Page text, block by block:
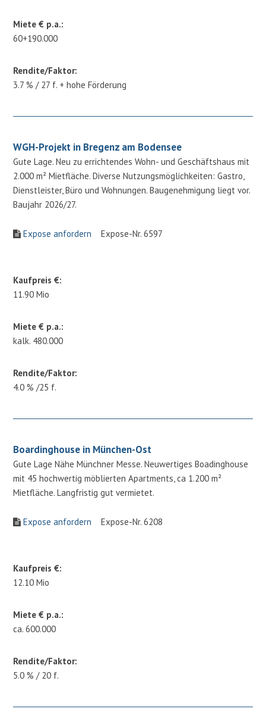
Miete € p.a.:
60+190.000
Rendite/Faktor:
3.7 % / 27 f. + hohe Förderung
WGH-Projekt in Bregenz am Bodensee
Gute Lage. Neu zu errichtendes Wohn- und Geschäftshaus mit
2.000 m² Mietfläche. Diverse Nutzungsmöglichkeiten: Gastro,
Dienstleister, Büro und Wohnungen. Baugenehmigung liegt vor.
Baujahr 2026/27.
Expose anfordern Expose-Nr. 6597
Kaufpreis €:
11.90 Mio
Miete € p.a.:
kalk. 480.000
Rendite/Faktor:
4.0 % /25 f.
Boardinghouse in München-Ost
Gute Lage Nähe Münchner Messe. Neuwertiges Boadinghouse
mit 45 hochwertig möblierten Apartments, ca 1.200 m²
Mietfläche. Langfristig gut vermietet.
Expose anfordern Expose-Nr. 6208
Kaufpreis €:
12.10 Mio
Miete € p.a.:
ca. 600.000
Rendite/Faktor:
5.0 % / 20 f.